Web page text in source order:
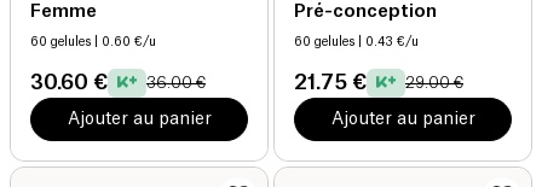
Femme
60 gelules | 0.60 €/u
30.60 € 36.00 €
Ajouter au panier
Pré-conception
60 gelules | 0.43 €/u
21.75 € 29.00 €
Ajouter au panier